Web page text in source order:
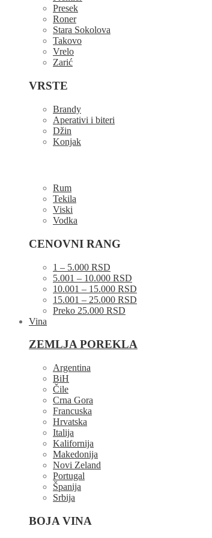
Presek
Roner
Stara Sokolova
Takovo
Vrelo
Zarić
VRSTE
Brandy
Aperativi i biteri
Džin
Konjak
Rum
Tekila
Viski
Vodka
CENOVNI RANG
1 – 5.000 RSD
5.001 – 10.000 RSD
10.001 – 15.000 RSD
15.001 – 25.000 RSD
Preko 25.000 RSD
Vina
ZEMLJA POREKLA
Argentina
BiH
Čile
Crna Gora
Francuska
Hrvatska
Italija
Kalifornija
Makedonija
Novi Zeland
Portugal
Španija
Srbija
BOJA VINA